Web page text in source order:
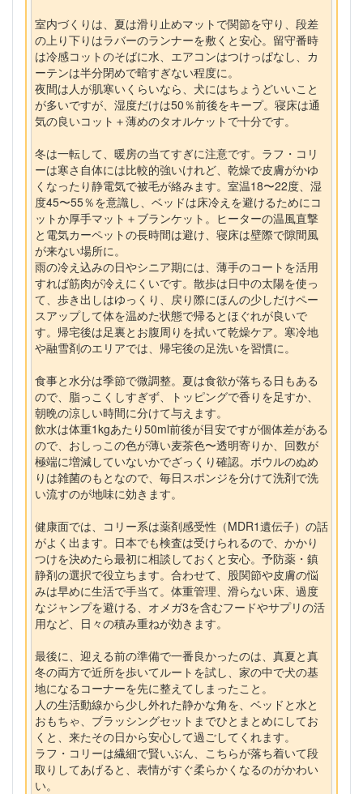
室内づくりは、夏は滑り止めマットで関節を守り、段差
の上り下りはラバーのランナーを敷くと安心。留守番時
は冷感コットのそばに水、エアコンはつけっぱなし、カ
ーテンは半分閉めで暗すぎない程度に。
夜間は人が肌寒いくらいなら、犬にはちょうどいいこと
が多いですが、湿度だけは50％前後をキープ。寝床は通
気の良いコット＋薄めのタオルケットで十分です。
冬は一転して、暖房の当てすぎに注意です。ラフ・コリ
ーは寒さ自体には比較的強いけれど、乾燥で皮膚がかゆ
くなったり静電気で被毛が絡みます。室温18〜22度、湿
度45〜55％を意識し、ベッドは床冷えを避けるためにコ
ットか厚手マット＋ブランケット。ヒーターの温風直撃
と電気カーペットの長時間は避け、寝床は壁際で隙間風
が来ない場所に。
雨の冷え込みの日やシニア期には、薄手のコートを活用
すれば筋肉が冷えにくいです。散歩は日中の太陽を使っ
て、歩き出しはゆっくり、戻り際にほんの少しだけペー
スアップして体を温めた状態で帰るとほぐれが良いで
す。帰宅後は足裏とお腹周りを拭いて乾燥ケア。寒冷地
や融雪剤のエリアでは、帰宅後の足洗いを習慣に。
食事と水分は季節で微調整。夏は食欲が落ちる日もある
ので、脂っこくしすぎず、トッピングで香りを足すか、
朝晩の涼しい時間に分けて与えます。
飲水は体重1kgあたり50ml前後が目安ですが個体差がある
ので、おしっこの色が薄い麦茶色〜透明寄りか、回数が
極端に増減していないかでざっくり確認。ボウルのぬめ
りは雑菌のもとなので、毎日スポンジを分けて洗剤で洗
い流すのが地味に効きます。
健康面では、コリー系は薬剤感受性（MDR1遺伝子）の話
がよく出ます。日本でも検査は受けられるので、かかり
つけを決めたら最初に相談しておくと安心。予防薬・鎮
静剤の選択で役立ちます。合わせて、股関節や皮膚の悩
みは早めに生活で手当て。体重管理、滑らない床、過度
なジャンプを避ける、オメガ3を含むフードやサプリの活
用など、日々の積み重ねが効きます。
最後に、迎える前の準備で一番良かったのは、真夏と真
冬の両方で近所を歩いてルートを試し、家の中で犬の基
地になるコーナーを先に整えてしまったこと。
人の生活動線から少し外れた静かな角を、ベッドと水と
おもちゃ、ブラッシングセットまでひとまとめにしてお
くと、来たその日から安心して過ごしてくれます。
ラフ・コリーは繊細で賢いぶん、こちらが落ち着いて段
取りしてあげると、表情がすぐ柔らかくなるのがかわい
い。